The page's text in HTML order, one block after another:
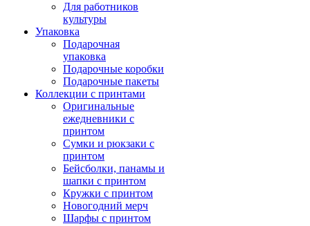
Для работников
культуры
Упаковка
Подарочная
упаковка
Подарочные коробки
Подарочные пакеты
Коллекции с принтами
Оригинальные
ежедневники с
принтом
Сумки и рюкзаки с
принтом
Бейсболки, панамы и
шапки с принтом
Кружки с принтом
Новогодний мерч
Шарфы с принтом